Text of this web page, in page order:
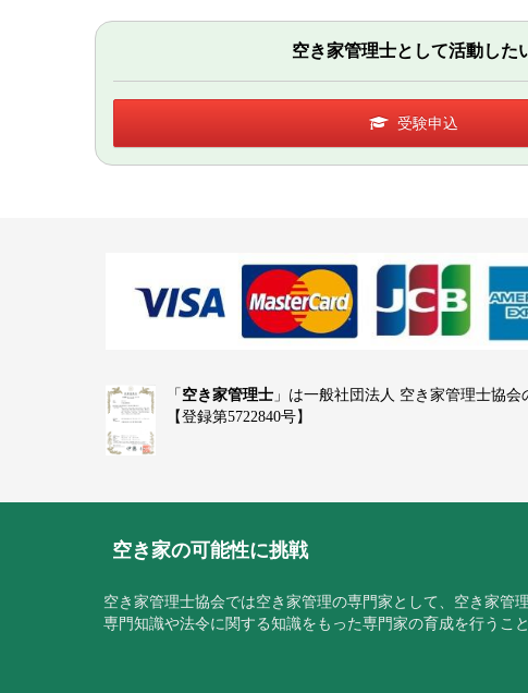
空き家管理士として活動した
受験申込
「 空き家管理士 」は一般社団法人 空き家管理士協会
【登録第5722840号】
空き家の可能性に挑戦
空き家管理士協会では空き家管理の専門家として、空き家管
専門知識や法令に関する知識をもった専門家の育成を行うこ